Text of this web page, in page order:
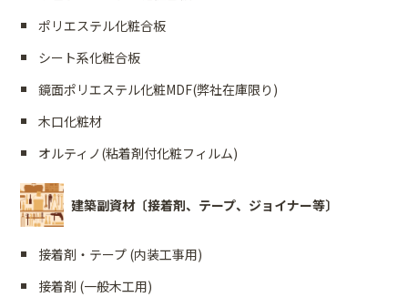
ポリエステル化粧合板
シート系化粧合板
鏡面ポリエステル化粧MDF(弊社在庫限り)
木口化粧材
オルティノ(粘着剤付化粧フィルム)
建築副資材〔接着剤、テープ、ジョイナー等〕
接着剤・テープ (内装工事用)
接着剤 (一般木工用)